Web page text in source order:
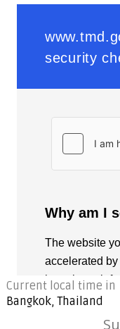
Current local time in
Bangkok, Thailand